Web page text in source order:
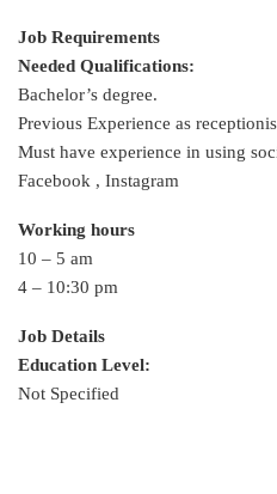
Job Requirements
Needed Qualifications:
Bachelor’s degree.
Previous Experience as
Must have experience in using
Facebook , Instagram
Working hours
10 – 5 am
4 – 10:30 pm
Job Details
Education Level:
Not Specified